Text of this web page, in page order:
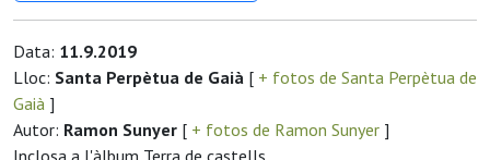
Data: 11.9.2019
Lloc: Santa Perpètua de Gaià [ + fotos de Santa Perpètua de
Gaià ]
Autor: Ramon Sunyer [ + fotos de Ramon Sunyer ]
Inclosa a l'àlbum Terra de castells